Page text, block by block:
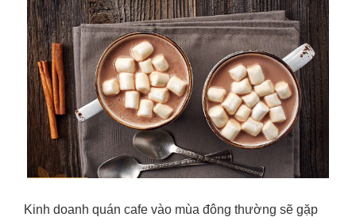
Kinh doanh quán cafe vào mùa đông thường sẽ gặp